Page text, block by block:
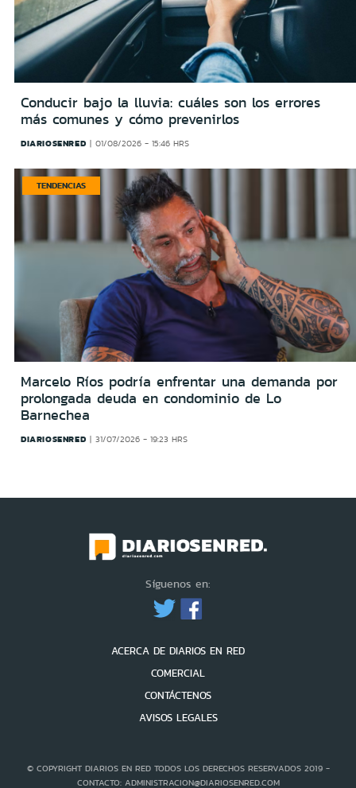
Conducir bajo la lluvia: cuáles son los errores
más comunes y cómo prevenirlos
DIARIOSENRED 01/08/2026 - 15:46 HRS
TENDENCIAS
Marcelo Ríos podría enfrentar una demanda por
prolongada deuda en condominio de Lo
Barnechea
DIARIOSENRED 31/07/2026 - 19:23 HRS
Síguenos en:
ACERCA DE DIARIOS EN RED
COMERCIAL
CONTÁCTENOS
AVISOS LEGALES
© COPYRIGHT DIARIOS EN RED TODOS LOS DERECHOS RESERVADOS 2019 -
CONTACTO: ADMINISTRACION@DIARIOSENRED.COM